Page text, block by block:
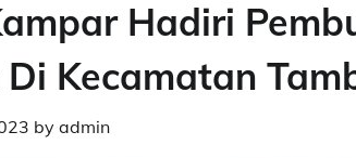
Hadiri
Kecamatan
by admin